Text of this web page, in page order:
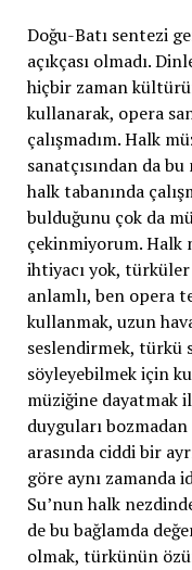
Doğu-Batı sentezi
açıkçası olmadı.
hiçbir zaman
kullanarak, opera
çalışmadım. Halk
sanatçısından da bu
halk tabanında
bulduğunu çok da
çekinmiyorum. Halk
ihtiyacı yok,
anlamlı, ben opera
kullanmak, uzun
seslendirmek, türkü
söyleyebilmek için
müziğine dayatmak
duyguları
arasında ciddi bir
göre aynı zamanda
Su’nun halk
de bu bağlamda
olmak, türkünün